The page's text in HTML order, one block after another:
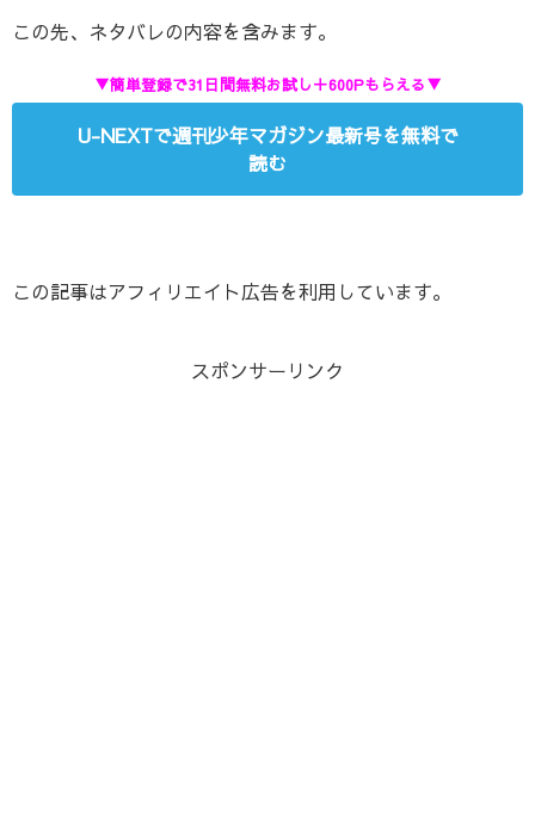
この先、ネタバレの内容を含みます。
▼簡単登録で31日間無料お試し＋600Pもらえる▼
U-NEXTで週刊少年マガジン最新号を無料で
読む
この記事はアフィリエイト広告を利用しています。
スポンサーリンク